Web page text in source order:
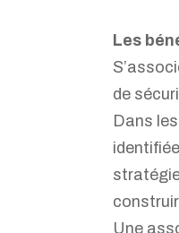
Les
de
Dans
Une